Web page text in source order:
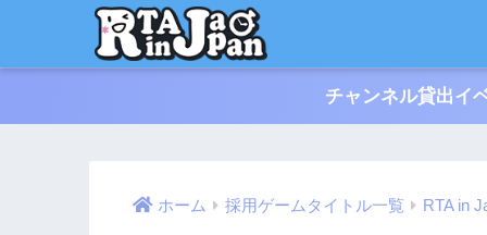
チャンネル貸出イ
ホーム 採用ゲームタイトル一覧 RTA in